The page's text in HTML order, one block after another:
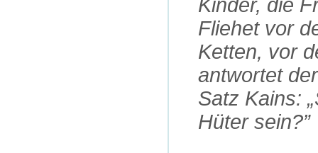
Kinder, die
Fliehet vor
Ketten, vor
antwortet
Satz Kains:
Hüter sein?”